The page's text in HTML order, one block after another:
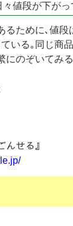
値段が下がっ
るために､値
いる｡同じ商
にのぞいてみ
んせる』